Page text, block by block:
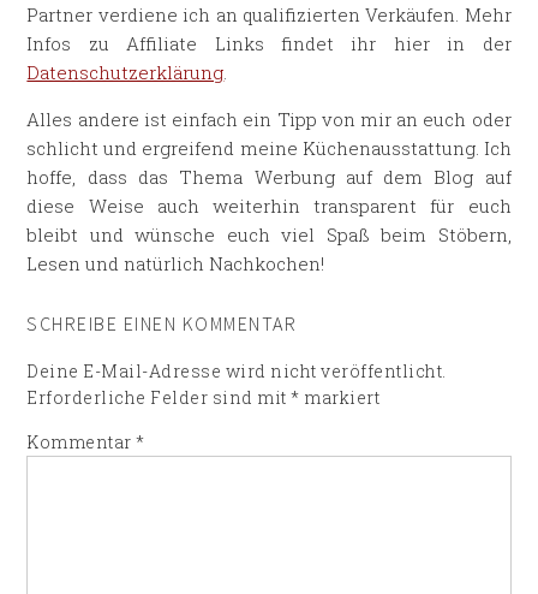
Partner verdiene ich an qualifizierten Verkäufen. Mehr
Infos zu Affiliate Links findet ihr hier in der
Datenschutzerklärung
Alles andere ist einfach ein Tipp von mir an euch oder
schlicht und ergreifend meine Küchenausstattung. Ich
hoffe, dass das Thema Werbung auf dem Blog auf
diese Weise auch weiterhin transparent für euch
bleibt und wünsche euch viel Spaß beim Stöbern,
Lesen und natürlich Nachkochen!
SCHREIBE EINEN KOMMENTAR
Deine E-Mail-Adresse wird nicht veröffentlicht.
Erforderliche Felder sind mit* markiert
Kommentar*